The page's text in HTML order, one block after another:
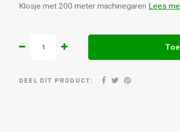
Klosje met 200 meter machinegaren Lees
DEEL DIT PRODUCT: